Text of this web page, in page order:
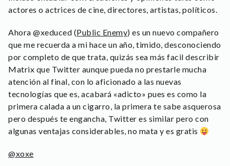
actores o actrices de cine, directores, artistas, políticos.
Ahora @xeduced (Public Enemy) es un nuevo compañero
que me recuerda a mi hace un año, timido, desconociendo
por completo de que trata, quizás sea más facil describir
Matrix que Twitter aunque pueda no prestarle mucha
atención al final, con lo aficionado a las nuevas
tecnologías que es, acabará «adicto» pues es como la
primera calada a un cigarro, la primera te sabe asquerosa
pero después te engancha, Twitter es similar pero con
algunas ventajas considerables, no mata y es gratis
@xoxe